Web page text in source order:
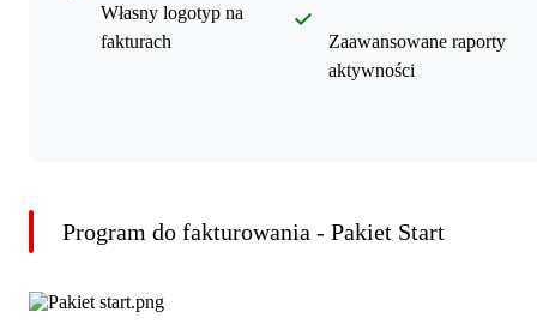
Własny logotyp na
fakturach
Zaawansowane raporty
aktywności
Program do fakturowania - Pakiet Start